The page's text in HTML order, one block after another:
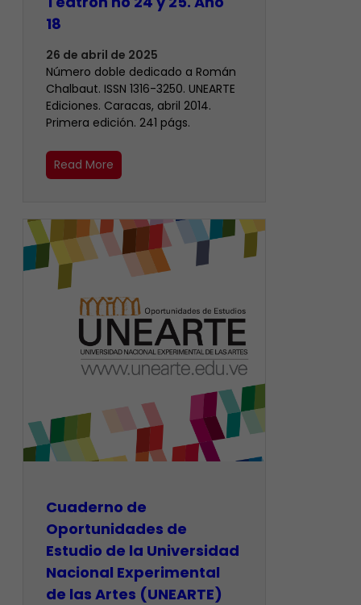
18
26 de abril de 2025
Número doble dedicado a Román
Chalbaut. ISSN 1316-3250. UNEARTE
Ediciones. Caracas, abril 2014.
Primera edición. 241 págs.
Read More
Cuaderno de
Oportunidades de
Estudio de la Universidad
Nacional Experimental
de las Artes (UNEARTE)